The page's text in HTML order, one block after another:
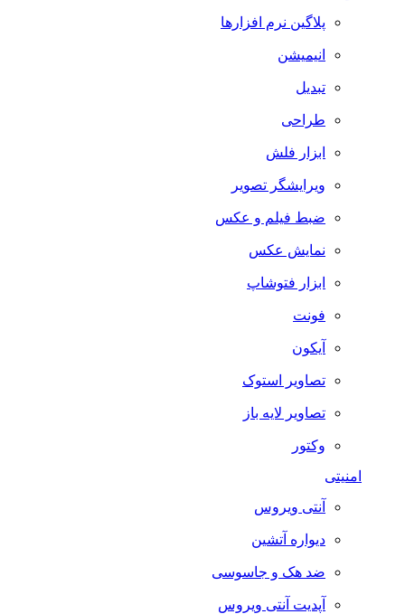
پلاگین نرم افزارها
انیمیشن
تبدیل
طراحی
ابزار فلش
ویرایشگر تصویر
ضبط فيلم و عكس
نمایش عکس
ابزار فتوشاپ
فونت
آیکون
تصاویر استوک
تصاویر لایه باز
وکتور
امنیتی
آنتی ویروس
دیواره آتشین
ضد هک و جاسوسی
آپدیت آنتی ویروس